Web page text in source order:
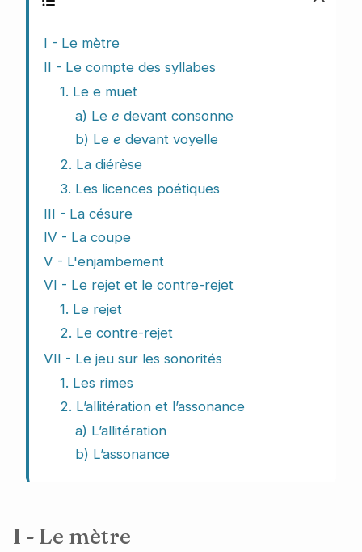
Plan du cours
I - Le mètre
II - Le compte des syllabes
1. Le e muet
a) Le e devant consonne
b) Le e devant voyelle
2. La diérèse
3. Les licences poétiques
III - La césure
IV - La coupe
V - L'enjambement
VI - Le rejet et le contre-rejet
1. Le rejet
2. Le contre-rejet
VII - Le jeu sur les sonorités
1. Les rimes
2. L’allitération et l’assonance
a) L’allitération
b) L’assonance
I - Le mètre